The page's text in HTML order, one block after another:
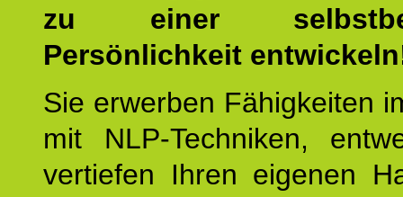
zu einer
Persönlichkeit
Sie erwerben Fähigkeiten
mit NLP-Techniken,
vertiefen Ihren eigenen